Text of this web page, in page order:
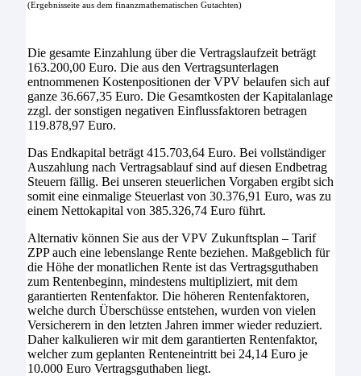
(Ergebnisseite aus dem finanzmathematischen Gutachten)
Die gesamte Einzahlung über die Vertragslaufzeit beträgt
163.200,00 Euro. Die aus den Vertragsunterlagen
entnommenen Kostenpositionen der VPV belaufen sich auf
ganze 36.667,35 Euro. Die Gesamtkosten der Kapitalanlage
zzgl. der sonstigen negativen Einflussfaktoren betragen
119.878,97 Euro.
Das Endkapital beträgt 415.703,64 Euro. Bei vollständiger
Auszahlung nach Vertragsablauf sind auf diesen Endbetrag
Steuern fällig. Bei unseren steuerlichen Vorgaben ergibt sich
somit eine einmalige Steuerlast von 30.376,91 Euro, was zu
einem Nettokapital von 385.326,74 Euro führt.
Alternativ können Sie aus der VPV Zukunftsplan – Tarif
ZPP auch eine lebenslange Rente beziehen. Maßgeblich für
die Höhe der monatlichen Rente ist das Vertragsguthaben
zum Rentenbeginn, mindestens multipliziert, mit dem
garantierten Rentenfaktor. Die höheren Rentenfaktoren,
welche durch Überschüsse entstehen, wurden von vielen
Versicherern in den letzten Jahren immer wieder reduziert.
Daher kalkulieren wir mit dem garantierten Rentenfaktor,
welcher zum geplanten Renteneintritt bei 24,14 Euro je
10.000 Euro Vertragsguthaben liegt.